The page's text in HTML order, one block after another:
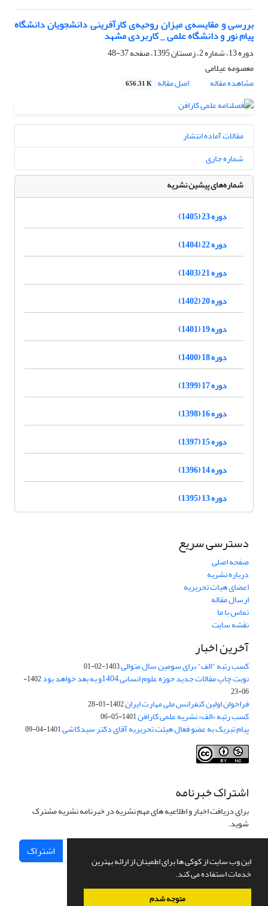
این وب سایت از کوکی ها برای اطمینان از ارائه بهترین
خدمات استفاده می کند.
متوجه شدم
بررسی و مقایسه‌ی میزان روحیه‌ی کارآفرینی دانشجویان دانشگاه
پیام نور و دانشگاه علمی _ کاربردی مشهد
دوره 13، شماره 2، زمستان 1395، صفحه
37-48
معصومه عیلامی
مشاهده مقاله
اصل مقاله 656.31 K
مقالات آماده انتشار
شماره جاری
شماره‌های پیشین نشریه
دوره 23 (1405)
دوره 22 (1404)
دوره 21 (1403)
دوره 20 (1402)
دوره 19 (1401)
دوره 18 (1400)
دوره 17 (1399)
دوره 16 (1398)
دوره 15 (1397)
دوره 14 (1396)
دوره 13 (1395)
دسترسی سریع
صفحه اصلی
درباره نشریه
اعضای هیات تحریریه
ارسال مقاله
تماس با ما
نقشه سایت
آخرین اخبار
کسب رتبه "الف" برای سومین سال متوالی1403-02-01
نوبت چاپ مقالات جدید حوزه علوم انسانی 1404و به بعد خواهد بود
1402-
06-23
فراخوان اولین کنفرانس ملی مهارت ایران1402-01-28
کسب رتبه «الف» نشریه علمی کارافن1401-05-06
پیام تبریک به عضو فعال هیئت تحریریه آقای دکتر سیدکاشی1401-04-09
اشتراک خبرنامه
برای دریافت اخبار و اطلاعیه های مهم نشریه در خبرنامه نشریه مشترک
شوید.
اشتراک